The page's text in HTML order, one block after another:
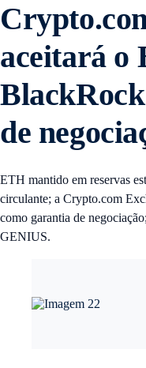
aceitará o
de
ETH mantido em reservas
circulante; a Crypto.com
como garantia de
GENIUS.